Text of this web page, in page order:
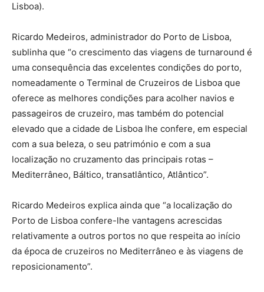
Lisboa).
Ricardo Medeiros, administrador do Porto de Lisboa,
sublinha que “o crescimento das viagens de turnaround é
uma consequência das excelentes condições do porto,
nomeadamente o Terminal de Cruzeiros de Lisboa que
oferece as melhores condições para acolher navios e
passageiros de cruzeiro, mas também do potencial
elevado que a cidade de Lisboa lhe confere, em especial
com a sua beleza, o seu património e com a sua
localização no cruzamento das principais rotas –
Mediterrâneo, Báltico, transatlântico, Atlântico”.
Ricardo Medeiros explica ainda que “a localização do
Porto de Lisboa confere-lhe vantagens acrescidas
relativamente a outros portos no que respeita ao início
da época de cruzeiros no Mediterrâneo e às viagens de
reposicionamento”.